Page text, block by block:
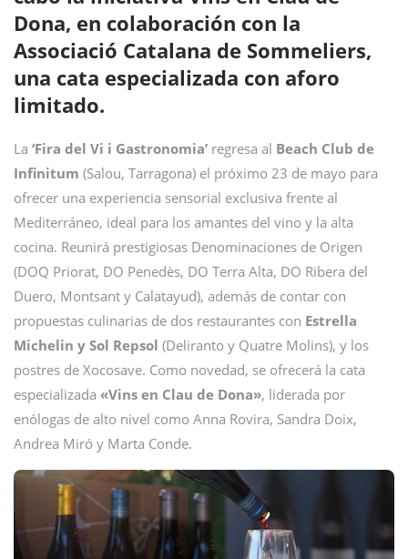
Dona, en colaboración con la
Associació Catalana de Sommeliers,
una cata especializada con aforo
limitado.
La ‘Fira del Vi i Gastronomia’ regresa al Beach Club de
Infinitum (Salou, Tarragona) el próximo 23 de mayo para
ofrecer una experiencia sensorial exclusiva frente al
Mediterráneo, ideal para los amantes del vino y la alta
cocina. Reunirá prestigiosas Denominaciones de Origen
(DOQ Priorat, DO Penedès, DO Terra Alta, DO Ribera del
Duero, Montsant y Calatayud), además de contar con
propuestas culinarias de dos restaurantes con Estrella
Michelin y Sol Repsol (Deliranto y Quatre Molins), y los
postres de Xocosave. Como novedad, se ofrecerá la cata
especializada «Vins en Clau de Dona», liderada por
enólogas de alto nivel como Anna Rovira, Sandra Doix,
Andrea Miró y Marta Conde.